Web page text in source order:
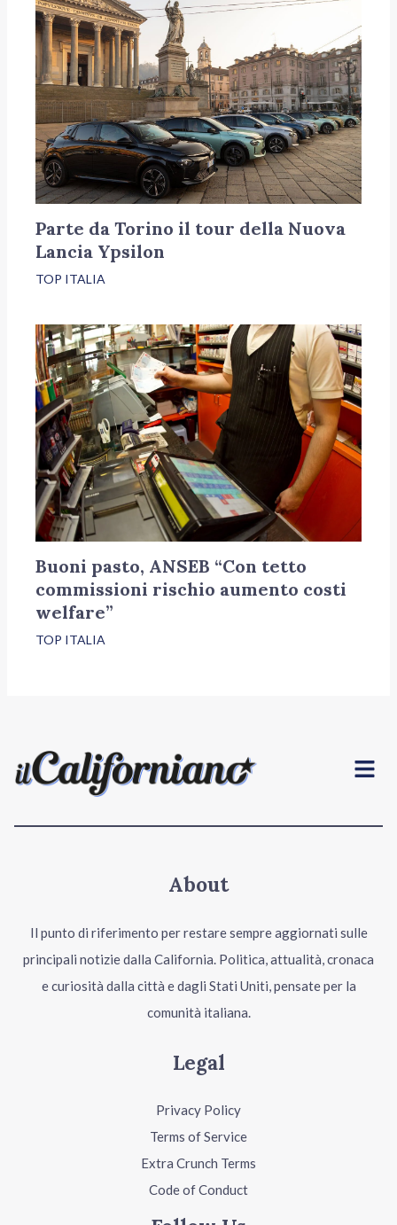
Parte da Torino il tour della Nuova
Lancia Ypsilon
TOP ITALIA
Buoni pasto, ANSEB “Con tetto
commissioni rischio aumento costi
welfare”
TOP ITALIA
Menu
About
Il punto di riferimento per restare sempre aggiornati sulle
principali notizie dalla California. Politica, attualità, cronaca
e curiosità dalla città e dagli Stati Uniti, pensate per la
comunità italiana.
Legal
Privacy Policy
Terms of Service
Extra Crunch Terms
Code of Conduct